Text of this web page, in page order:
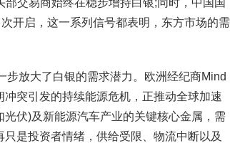
交易商始终在稳步增持白银;同时，中国国
开启，这一系列信号都表明，东方市场的需
步放大了白银的需求潜力。欧洲经纪商Mind
突引发的持续能源危机，正推动全球加速
伏)及新能源汽车产业的关键核心金属，需
只是投资者情绪，供给受限、物流中断以及